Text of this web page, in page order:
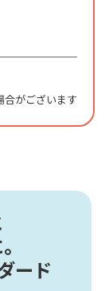
がございます
ード